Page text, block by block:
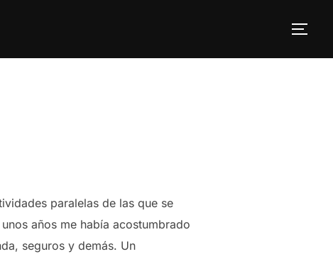
paralelas de las que se
años me había acostumbrado
seguros y demás. Un